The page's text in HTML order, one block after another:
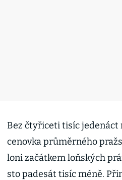
Bez čtyřiceti tisíc jedenáct
cenovka průměrného
loni začátkem loňských
sto padesát tisíc méně.